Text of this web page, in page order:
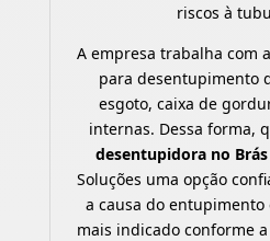
riscos à
A empresa trabalha com
para desentupimento
esgoto, caixa de
internas. Dessa forma,
desentupidora no Brás
Soluções uma opção
a causa do
mais indicado conforme